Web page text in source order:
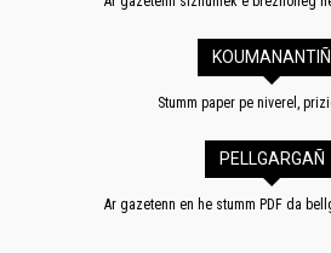
KOUMANANTIÑ
Stumm paper pe niverel,
PELLGARGAÑ
Ar gazetenn en he stumm PDF da